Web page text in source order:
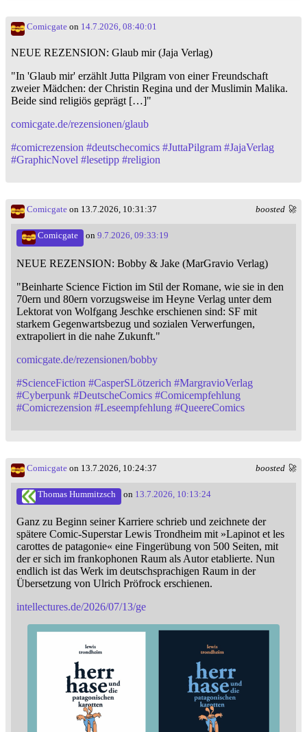
Comicgate on 14.7.2026, 08:40:01
NEUE REZENSION: Glaub mir (Jaja Verlag)
"In 'Glaub mir' erzählt Jutta Pilgram von einer Freundschaft
zweier Mädchen: der Christin Regina und der Muslimin Malika.
Beide sind religiös geprägt […]"
comicgate.de/rezensionen/glaub
#comicrezension #deutschecomics #JuttaPilgram #JajaVerlag
#GraphicNovel #lesetipp #religion
boosted 🚀
Comicgate on 13.7.2026, 10:31:37
Comicgate on 9.7.2026, 09:33:19
NEUE REZENSION: Bobby & Jake (MarGravio Verlag)
"Beinharte Science Fiction im Stil der Romane, wie sie in den
70ern und 80ern vorzugsweise im Heyne Verlag unter dem
Lektorat von Wolfgang Jeschke erschienen sind: SF mit
starkem Gegenwartsbezug und sozialen Verwerfungen,
extrapoliert in die nahe Zukunft."
comicgate.de/rezensionen/bobby
#ScienceFiction #CasperSLötzerich #MargravioVerlag
#Cyberpunk #DeutscheComics #Comicempfehlung
#Comicrezension #Leseempfehlung #QueereComics
boosted 🚀
Comicgate on 13.7.2026, 10:24:37
Thomas Hummitzsch on 13.7.2026, 10:13:24
Ganz zu Beginn seiner Karriere schrieb und zeichnete der
spätere Comic-Superstar Lewis Trondheim mit »Lapinot et les
carottes de patagonie« eine Fingerübung von 500 Seiten, mit
der er sich im frankophonen Raum als Autor etablierte. Nun
endlich ist das Werk im deutschsprachigen Raum in der
Übersetzung von Ulrich Pröfrock erschienen.
intellectures.de/2026/07/13/ge